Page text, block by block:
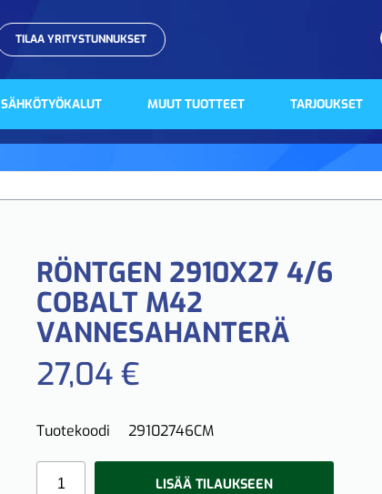
TILAA YRITYSTUNNUKSET
SÄHKÖTYÖKALUT MUUT TUOTTEET TARJOUKSET
RÖNTGEN 2910X27 4/6
COBALT M42
VANNESAHANTERÄ
27,04 €
Tuotekoodi 29102746CM
LISÄÄ TILAUKSEEN